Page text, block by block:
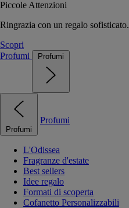
Piccole Attenzioni
Ringrazia con un regalo sofisticato.
Scopri
Profumi
Profumi
Profumi
Profumi
L'Odissea
Fragranze d'estate
Best sellers
Idee regalo
Formati di scoperta
Cofanetto Personalizzabili